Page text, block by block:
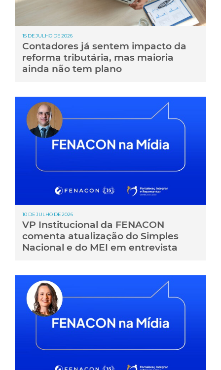
15 DE JULHO DE 2026
Contadores já sentem impacto da
reforma tributária, mas maioria
ainda não tem plano
10 DE JULHO DE 2026
VP Institucional da FENACON
comenta atualização do Simples
Nacional e do MEI em entrevista